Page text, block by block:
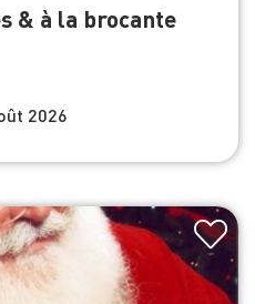
& à la brocante
2026